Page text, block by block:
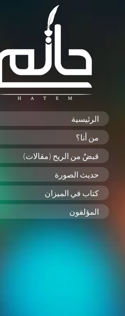
الرئيسية
من أنا؟
قبضٌ من الريح (مقالات)
حديث الصورة
كتاب في الميزان
المؤلفون